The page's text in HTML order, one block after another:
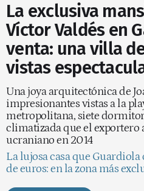
La exclusiva
Víctor Valdés en
venta: una villa
vistas
Una joya arquitectónica de
impresionantes vistas a la
metropolitana, siete
climatizada que el exportero
ucraniano en 2014
La lujosa casa que
de euros: en la zona más